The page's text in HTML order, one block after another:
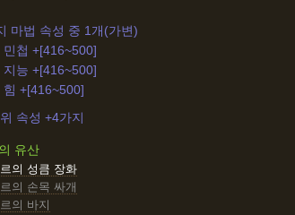
마법 속성 중 1개(가변)
민첩 +[416~500]
지능 +[416~500]
힘 +[416~500]
속성 +4가지
유산
의 성큼 장화
의 손목 싸개
의 바지